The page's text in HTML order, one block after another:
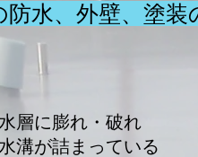
水、外壁、塗装
層に膨れ・破れ
溝が詰まっている